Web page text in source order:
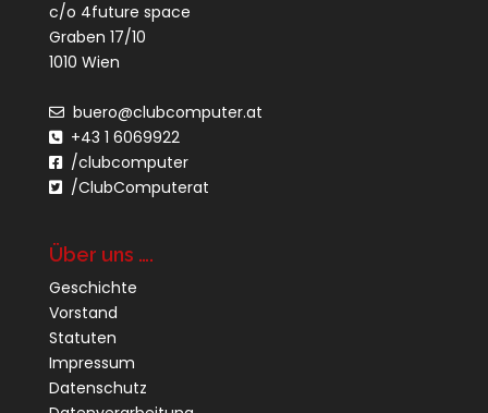
c/o 4future space
Graben 17/10
1010 Wien
buero@clubcomputer.at
+43 1 6069922
/clubcomputer
/ClubComputerat
Über uns ….
Geschichte
Vorstand
Statuten
Impressum
Datenschutz